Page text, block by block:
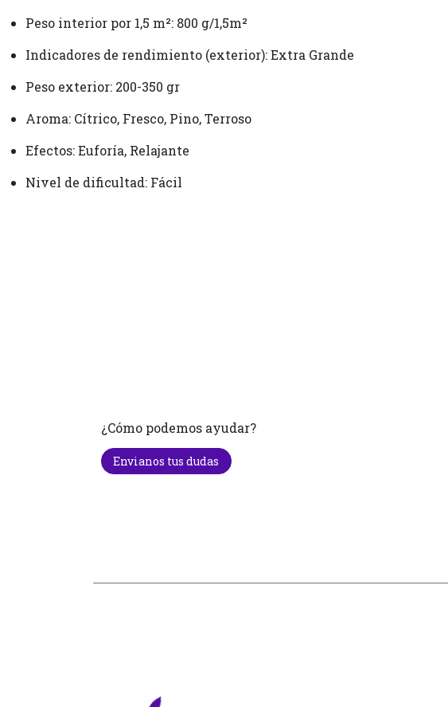
Peso interior por 1,5 m²: 800 g/1,5m²
Indicadores de rendimiento (exterior): Extra Grande
Peso exterior: 200-350 gr
Aroma: Cítrico, Fresco, Pino, Terroso
Efectos: Euforía, Relajante
Nivel de dificultad: Fácil
¿Cómo podemos ayudar?
Envianos tus dudas